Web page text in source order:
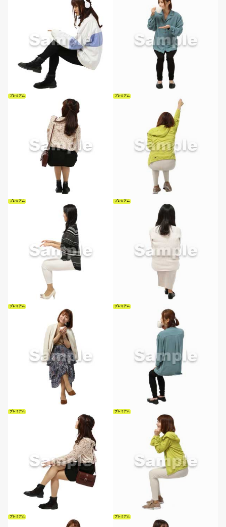
プレミアム プレミアム
プレミアム プレミアム
プレミアム プレミアム
プレミアム プレミアム
プレミアム プレミアム